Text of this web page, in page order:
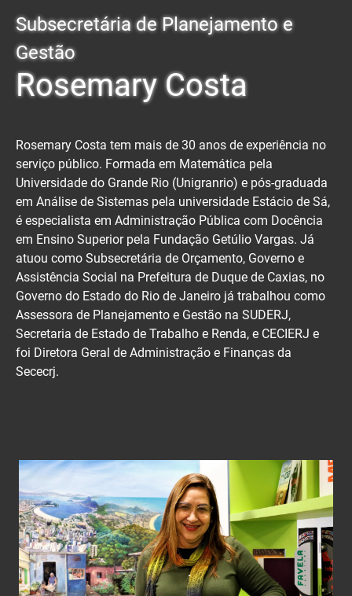
Subsecretária de Planejamento e
Gestão
Rosemary Costa
Rosemary Costa tem mais de 30 anos de experiência no
serviço público. Formada em Matemática pela
Universidade do Grande Rio (Unigranrio) e pós-graduada
em Análise de Sistemas pela universidade Estácio de Sá,
é especialista em Administração Pública com Docência
em Ensino Superior pela Fundação Getúlio Vargas. Já
atuou como Subsecretária de Orçamento, Governo e
Assistência Social na Prefeitura de Duque de Caxias, no
Governo do Estado do Rio de Janeiro já trabalhou como
Assessora de Planejamento e Gestão na SUDERJ,
Secretaria de Estado de Trabalho e Renda, e CECIERJ e
foi Diretora Geral de Administração e Finanças da
Sececrj.